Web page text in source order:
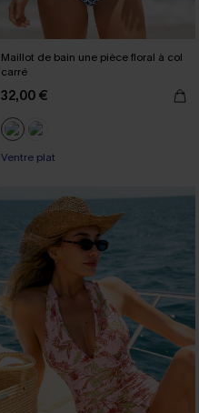
Maillot de bain une pièce floral à col
carré
32,00 €
Ventre plat